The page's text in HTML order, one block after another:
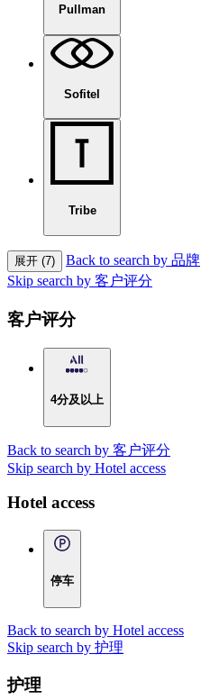
Pullman
Sofitel
Tribe
展开 (7)
Back to search by 品牌
Skip search by 客户评分
客户评分
4分及以上
Back to search by 客户评分
Skip search by Hotel access
Hotel access
停车
Back to search by Hotel access
Skip search by 护理
护理